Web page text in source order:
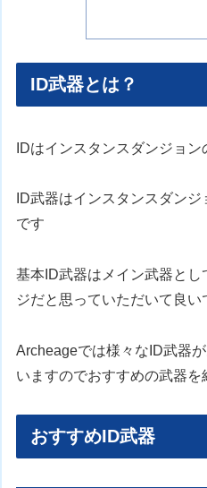
ID武器とは？
IDはインスタンスダンジョン
ID武器はインスタンスダン
です
基本ID武器はメイン武器と
ジだと思っていただいて良い
Archeageでは様々なID武器
いますのでおすすめの武器を
おすすめID武器